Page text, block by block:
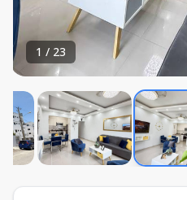
1 / 23